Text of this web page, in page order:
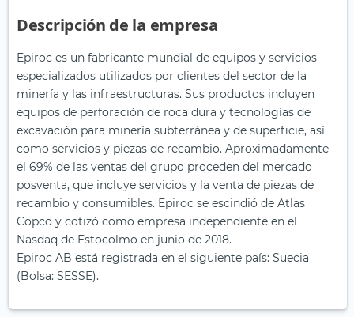
Descripción de la empresa
Epiroc es un fabricante mundial de equipos y servicios
especializados utilizados por clientes del sector de la
minería y las infraestructuras. Sus productos incluyen
equipos de perforación de roca dura y tecnologías de
excavación para minería subterránea y de superficie, así
como servicios y piezas de recambio. Aproximadamente
el 69% de las ventas del grupo proceden del mercado
posventa, que incluye servicios y la venta de piezas de
recambio y consumibles. Epiroc se escindió de Atlas
Copco y cotizó como empresa independiente en el
Nasdaq de Estocolmo en junio de 2018.
Epiroc AB está registrada en el siguiente país: Suecia
(Bolsa: SESSE).